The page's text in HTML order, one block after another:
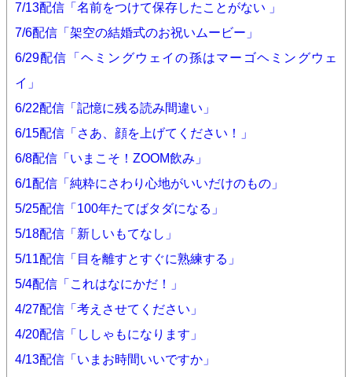
7/13配信「名前をつけて保存したことがない 」
7/6配信「架空の結婚式のお祝いムービー」
6/29配信「ヘミングウェイの孫はマーゴヘミングウェ
イ」
6/22配信「記憶に残る読み間違い」
6/15配信「さあ、顔を上げてください！」
6/8配信「いまこそ！ZOOM飲み」
6/1配信「純粋にさわり心地がいいだけのもの」
5/25配信「100年たてばタダになる」
5/18配信「新しいもてなし」
5/11配信「目を離すとすぐに熟練する」
5/4配信「これはなにかだ！」
4/27配信「考えさせてください」
4/20配信「ししゃもになります」
4/13配信「いまお時間いいですか」